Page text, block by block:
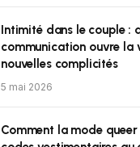
Intimité dans le couple :
communication ouvre la
nouvelles complicités
5 mai 2026
Comment la mode